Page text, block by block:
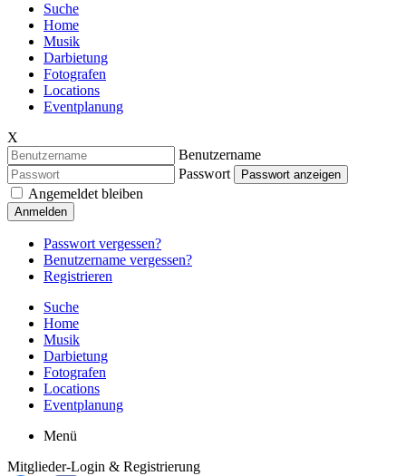
Suche
Home
Musik
Darbietung
Fotografen
Locations
Eventplanung
X
Benutzername
Passwort
Passwort anzeigen
Angemeldet bleiben
Anmelden
Passwort vergessen?
Benutzername vergessen?
Registrieren
Suche
Home
Musik
Darbietung
Fotografen
Locations
Eventplanung
Menü
Mitglieder-Login & Registrierung